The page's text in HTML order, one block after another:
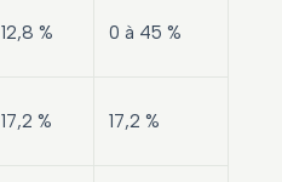
12,8 % 0 à 45 %
17,2 % 17,2 %